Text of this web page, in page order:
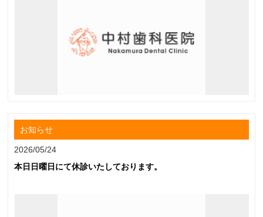
お知らせ
2026/05/24
本日日曜日にて休診いたしております。